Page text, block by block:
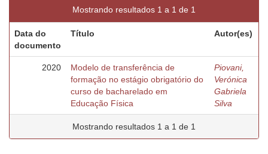
Mostrando resultados 1 a 1 de 1
Data do
documento
Título Autor(es)
2020
Modelo de transferência de
formação no estágio obrigatório do
curso de bacharelado em
Educação Física
Piovani,
Verónica
Gabriela
Silva
Mostrando resultados 1 a 1 de 1